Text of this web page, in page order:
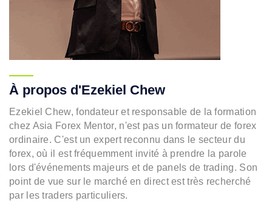
À propos d'Ezekiel Chew
Ezekiel Chew, fondateur et responsable de la formation
chez Asia Forex Mentor, n'est pas un formateur de forex
ordinaire. C'est un expert reconnu dans le secteur du
forex, où il est fréquemment invité à prendre la parole
lors d'événements majeurs et de panels de trading. Son
point de vue sur le marché en direct est très recherché
par les traders particuliers.